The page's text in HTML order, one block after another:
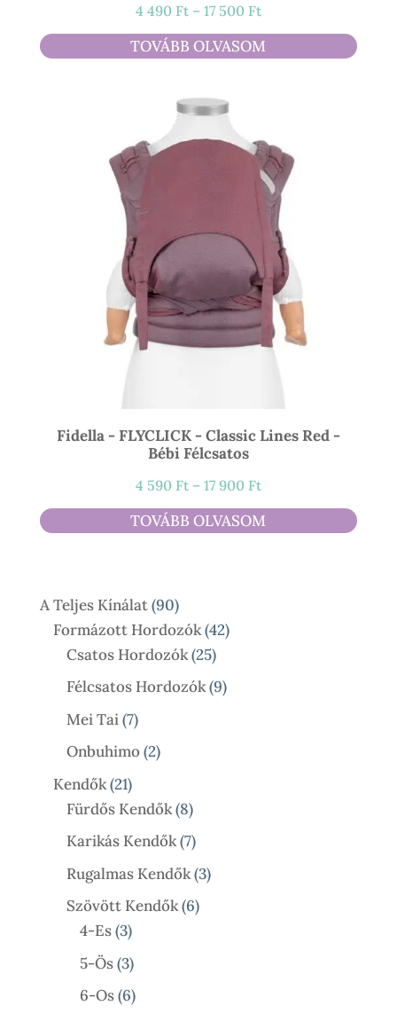
4 490 Ft – 17 500 FtÁrtartomány:
4
490 Ft
TOVÁBB OLVASOM
Fidella - FLYCLICK - Classic Lines Red -
Bébi Félcsatos
4 590 Ft – 17 900 FtÁrtartomány:
4
590 Ft
TOVÁBB OLVASOM
A Teljes Kínálat 9090
Termék
Formázott Hordozók 4242
Csatos Hordozók 2525
Termék
Félcsatos Hordozók 99
Mei Tai 77
Termék
Onbuhimo 22
Kendők 2121
Termék
Fürdős Kendők 88
Termék
Karikás Kendők 77
Termék
Rugalmas Kendők 33
Szövött Kendők 66
4-Es 33
Termék
5-Ös 33
Termék
6-Os 66